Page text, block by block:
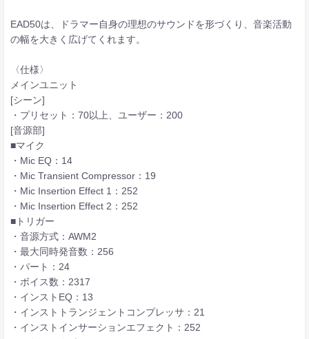
EAD50は、ドラマー自身の理想のサウンドを形づくり、音楽活動
の幅を大きく広げてくれます。
〈仕様〉
メインユニット
[シーン]
・プリセット：70以上、ユーザー：200
[音源部]
■マイク
・Mic EQ：14
・Mic Transient Compressor：19
・Mic Insertion Effect 1：252
・Mic Insertion Effect 2：252
■トリガー
・音源方式：AWM2
・最大同時発音数：256
・パート：24
・ボイス数：2317
・インストEQ：13
・インストトランジェントコンプレッサ：21
・インストインサーションエフェクト：252